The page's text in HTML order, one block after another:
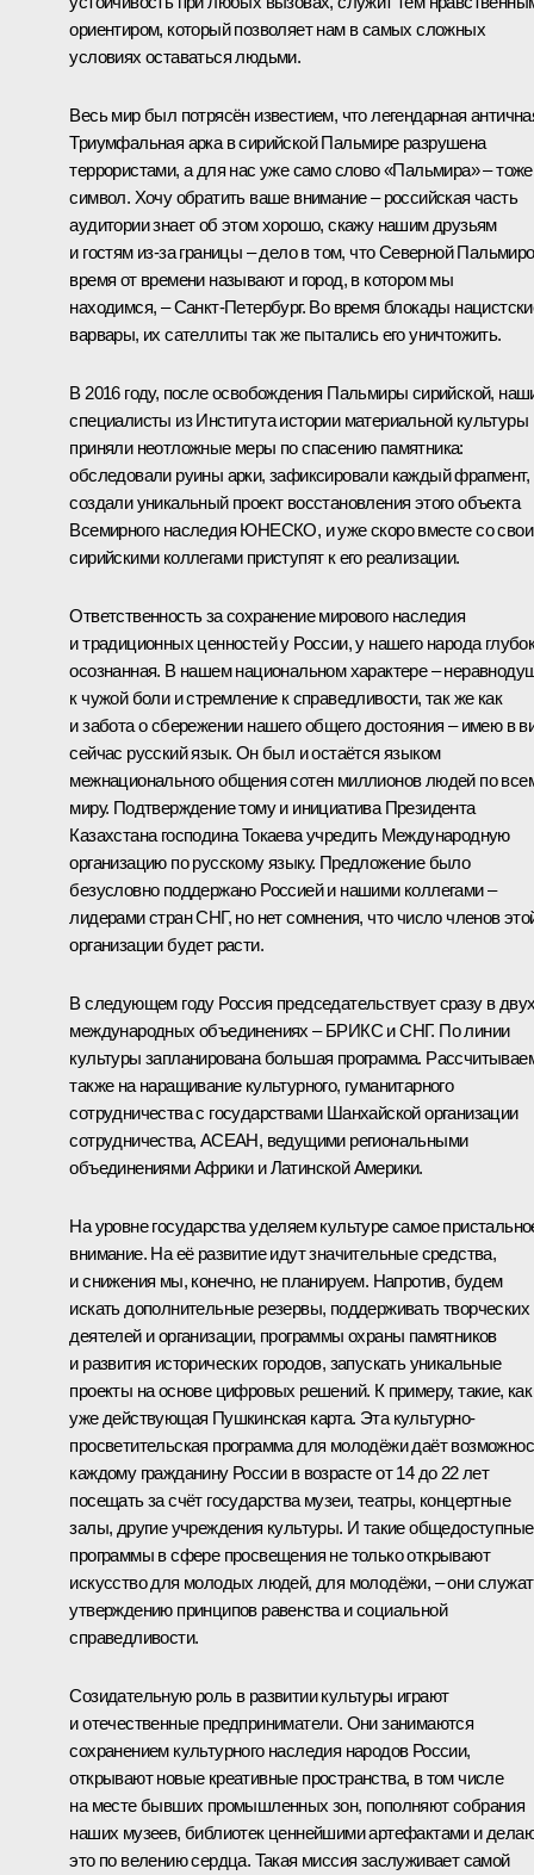
ориентиром, который позволяет нам в самых сложных
условиях оставаться людьми.
Весь мир был потрясён известием, что легендарная
Триумфальная арка в сирийской Пальмире разрушена
террористами, а для нас уже само слово «Пальмира» – тоже
символ. Хочу обратить ваше внимание – российская часть
аудитории знает об этом хорошо, скажу нашим друзьям
и гостям из-за границы – дело в том, что Северной
время от времени называют и город, в котором мы
находимся, – Санкт-Петербург. Во время блокады
варвары, их сателлиты так же пытались его уничтожить.
В 2016 году, после освобождения Пальмиры сирийской,
специалисты из Института истории материальной культуры
приняли неотложные меры по спасению памятника:
обследовали руины арки, зафиксировали каждый фрагмент,
создали уникальный проект восстановления этого объекта
Всемирного наследия ЮНЕСКО, и уже скоро вместе со
сирийскими коллегами приступят к его реализации.
Ответственность за сохранение мирового наследия
и традиционных ценностей у России, у нашего народа
осознанная. В нашем национальном характере –
к чужой боли и стремление к справедливости, так же как
и забота о сбережении нашего общего достояния – имею в
сейчас русский язык. Он был и остаётся языком
межнационального общения сотен миллионов людей по
миру. Подтверждение тому и инициатива Президента
Казахстана господинаТокаеваучредить Международную
организацию по русскому языку. Предложение было
безусловно поддержано Россией и нашими коллегами –
лидерами стран СНГ, но нет сомнения, что число членов
организации будет расти.
В следующем году Россия председательствует сразу в
международных объединениях – БРИКС и СНГ. По линии
культуры запланирована большая программа.
также на наращивание культурного, гуманитарного
сотрудничества с государствами Шанхайской организации
сотрудничества, АСЕАН, ведущими региональными
объединениями Африки и Латинской Америки.
На уровне государства уделяем культуре самое
внимание. На её развитие идут значительные средства,
и снижения мы, конечно, не планируем. Напротив, будем
искать дополнительные резервы, поддерживать творческих
деятелей и организации, программы охраны памятников
и развития исторических городов, запускать уникальные
проекты на основе цифровых решений. К примеру, такие, как
уже действующая Пушкинская карта. Эта культурно-
просветительская программа для молодёжи даёт
каждому гражданину России в возрасте от 14 до 22 лет
посещать за счёт государства музеи, театры, концертные
залы, другие учреждения культуры. И такие общедоступные
программы в сфере просвещения не только открывают
искусство для молодых людей, для молодёжи, – они служат
утверждению принципов равенства и социальной
справедливости.
Созидательную роль в развитии культуры играют
и отечественные предприниматели. Они занимаются
сохранением культурного наследия народов России,
открывают новые креативные пространства, в том числе
на месте бывших промышленных зон, пополняют собрания
наших музеев, библиотек ценнейшими артефактами и
это по велению сердца. Такая миссия заслуживает самой